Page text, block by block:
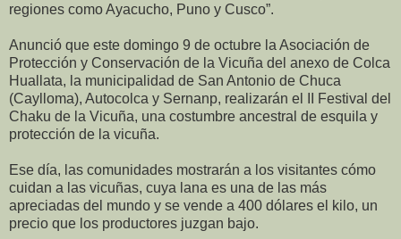
regiones como Ayacucho, Puno y Cusco”.
Anunció que este domingo 9 de octubre la Asociación de
Protección y Conservación de la Vicuña del anexo de Colca
Huallata, la municipalidad de San Antonio de Chuca
(Caylloma), Autocolca y Sernanp, realizarán el II Festival del
Chaku de la Vicuña, una costumbre ancestral de esquila y
protección de la vicuña.
Ese día, las comunidades mostrarán a los visitantes cómo
cuidan a las vicuñas, cuya lana es una de las más
apreciadas del mundo y se vende a 400 dólares el kilo, un
precio que los productores juzgan bajo.